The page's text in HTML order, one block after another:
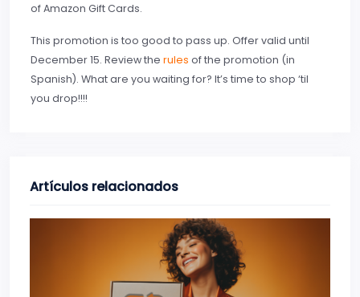
of Amazon Gift Cards.
This promotion is too good to pass up. Offer valid until
December 15. Review the rules of the promotion (in
Spanish). What are you waiting for? It’s time to shop ‘til
you drop!!!!
Artículos relacionados